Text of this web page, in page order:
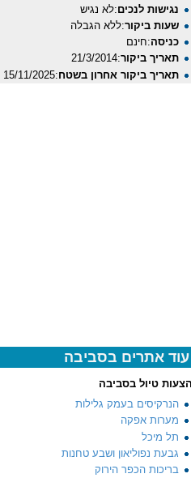
נגישות לנכים:לא נגיש
שעות ביקור:ללא הגבלה
כניסה:חינם
תאריך ביקור:21/3/2014
תאריך ביקור אחרון בשטח:15/11/2025
עוד אתרים בסביבה
הצעות טיול בסביבה
הנרקיסים בעמק גלילות
מערות אפקה
תל מיכל
גבעת נפוליאון ושבע טחנות
בריכות הכפר הירוק